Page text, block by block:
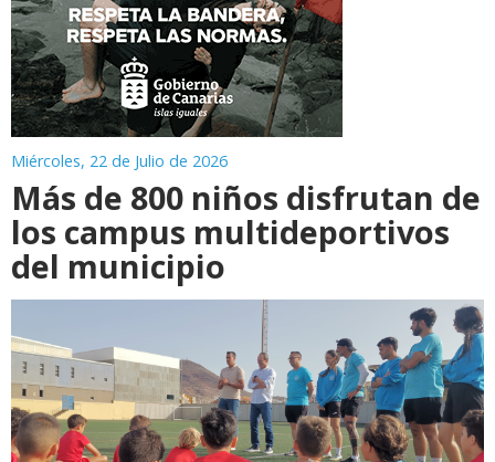
Miércoles, 22 de Julio de 2026
Más de 800 niños disfrutan de
los campus multideportivos
del municipio